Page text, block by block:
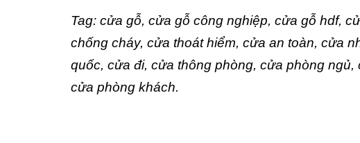
Tag: cửa gỗ, cửa gỗ công nghiệp, cửa gỗ hdf,
chống cháy, cửa thoát hiểm, cửa an toàn, cửa
quốc, cửa đi, cửa thông phòng, cửa phòng
cửa phòng khách.